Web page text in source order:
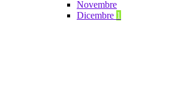
Novembre
Dicembre 1